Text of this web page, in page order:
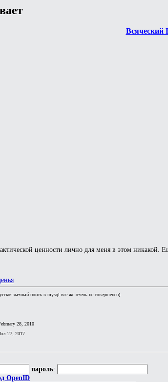
Всяческий
ценности лично для меня в этом никакой.
поиск в mysql все же очень не совершенен):
28, 2010
27, 2017
пароль:
OpenID